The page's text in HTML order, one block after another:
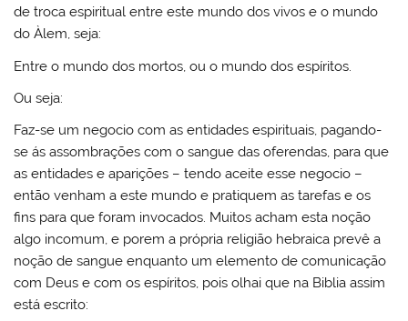
de troca espiritual entre este mundo dos vivos e o mundo
do Àlem, seja:
Entre o mundo dos mortos, ou o mundo dos espíritos.
Ou seja:
Faz-se um negocio com as entidades espirituais, pagando-
se ás assombrações com o sangue das oferendas, para que
as entidades e aparições – tendo aceite esse negocio –
então venham a este mundo e pratiquem as tarefas e os
fins para que foram invocados. Muitos acham esta noção
algo incomum, e porem a própria religião hebraica prevê a
noção de sangue enquanto um elemento de comunicação
com Deus e com os espíritos, pois olhai que na Biblia assim
está escrito: